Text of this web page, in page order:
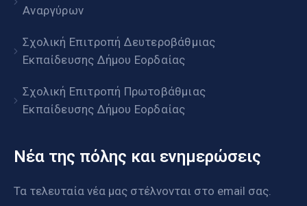
Αναργύρων
Σχολική Επιτροπή Δευτεροβάθμιας
Εκπαίδευσης Δήμου Εορδαίας
Σχολική Επιτροπή Πρωτοβάθμιας
Εκπαίδευσης Δήμου Εορδαίας
Νέα της πόλης και ενημερώσεις
Τα τελευταία νέα μας στέλνονται στο email σας.